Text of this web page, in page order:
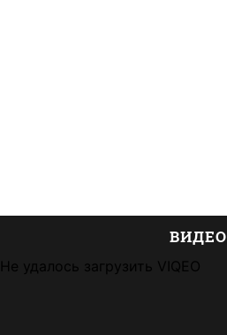
ВИДЕО
Не удалось загрузить VIQEO